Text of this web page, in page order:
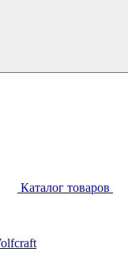
Каталог товаров